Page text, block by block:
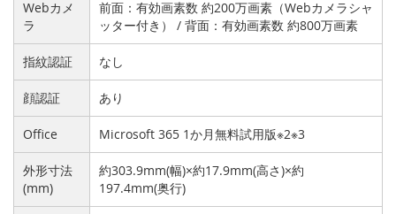
Webカメ
ラ
前面：有効画素数 約200万画素（Webカメラシャ
ッター付き） / 背面：有効画素数 約800万画素
指紋認証 なし
顔認証 あり
Office Microsoft 365 1か月無料試用版※2※3
外形寸法
(mm)
約303.9mm(幅)×約17.9mm(高さ)×約
197.4mm(奥行)